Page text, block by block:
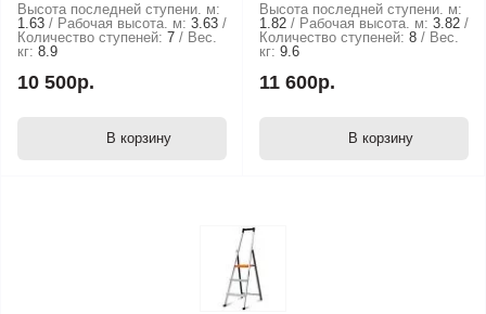
Высота последней ступени. м:
1.63
Рабочая высота. м: 3.63
Количество ступеней: 7
Вес.
кг: 8.9
10 500р.
В корзину
Высота последней ступени. м:
1.82
Рабочая высота. м: 3.82
Количество ступеней: 8
Вес.
кг: 9.6
11 600р.
В корзину